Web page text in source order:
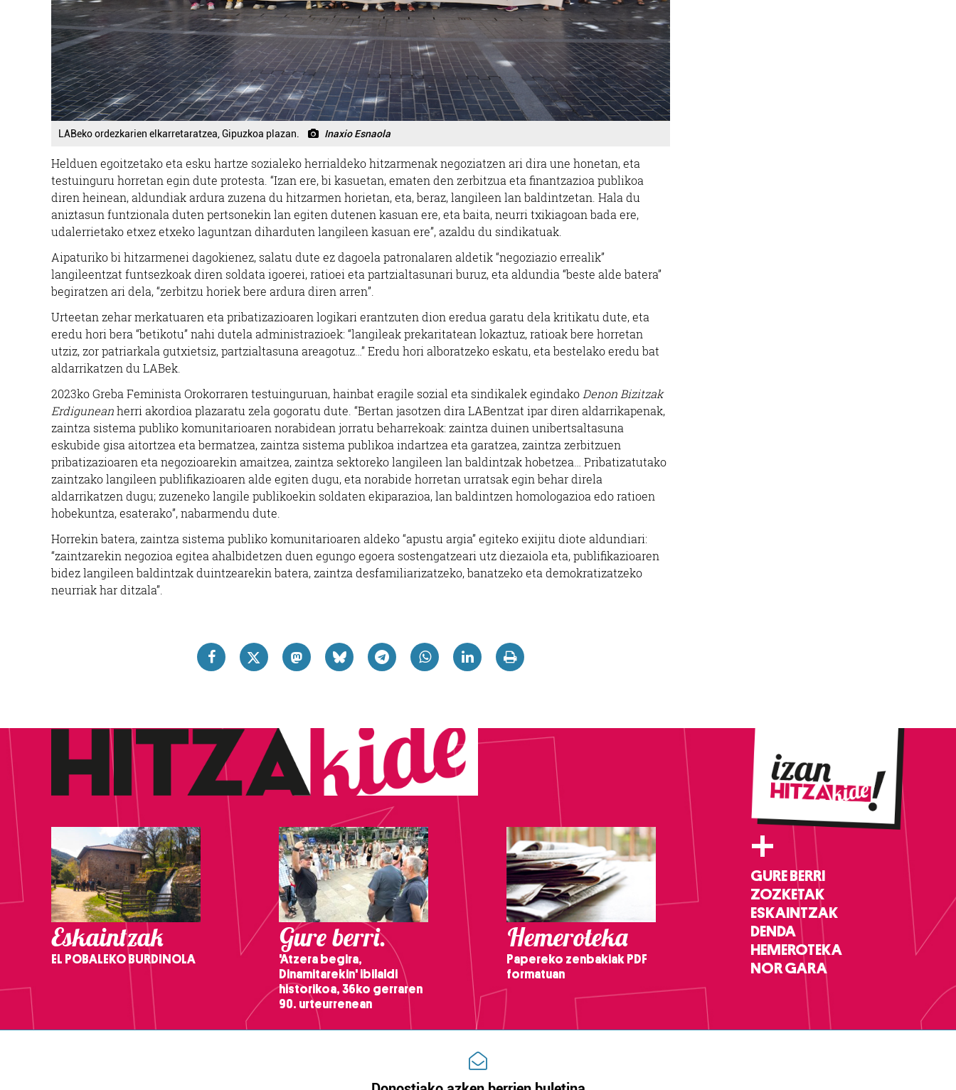
LABeko ordezkarien elkarretaratzea, Gipuzkoa plazan. Inaxio Esnaola
Helduen egoitzetako eta esku hartze sozialeko herrialdeko hitzarmenak negoziatzen ari dira une honetan, eta
testuinguru horretan egin dute protesta. “Izan ere, bi kasuetan, ematen den zerbitzua eta finantzazioa publikoa
diren heinean, aldundiak ardura zuzena du hitzarmen horietan, eta, beraz, langileen lan baldintzetan. Hala du
aniztasun funtzionala duten pertsonekin lan egiten dutenen kasuan ere, eta baita, neurri txikiagoan bada ere,
udalerrietako etxez etxeko laguntzan diharduten langileen kasuan ere”, azaldu du sindikatuak.
Aipaturiko bi hitzarmenei dagokienez, salatu dute ez dagoela patronalaren aldetik “negoziazio errealik”
langileentzat funtsezkoak diren soldata igoerei, ratioei eta partzialtasunari buruz, eta aldundia “beste alde batera”
begiratzen ari dela, “zerbitzu horiek bere ardura diren arren”.
Urteetan zehar merkatuaren eta pribatizazioaren logikari erantzuten dion eredua garatu dela kritikatu dute, eta
eredu hori bera “betikotu” nahi dutela administrazioek: “langileak prekaritatean lokaztuz, ratioak bere horretan
utziz, zor patriarkala gutxietsiz, partzialtasuna areagotuz…” Eredu hori alboratzeko eskatu, eta bestelako eredu bat
aldarrikatzen du LABek.
2023ko Greba Feminista Orokorraren testuinguruan, hainbat eragile sozial eta sindikalek egindako Denon Bizitzak
Erdiguneanherri akordioa plazaratu zela gogoratu dute. “Bertan jasotzen dira LABentzat ipar diren aldarrikapenak,
zaintza sistema publiko komunitarioaren norabidean jorratu beharrekoak: zaintza duinen unibertsaltasuna
eskubide gisa aitortzea eta bermatzea, zaintza sistema publikoa indartzea eta garatzea, zaintza zerbitzuen
pribatizazioaren eta negozioarekin amaitzea, zaintza sektoreko langileen lan baldintzak hobetzea… Pribatizatutako
zaintzako langileen publifikazioaren alde egiten dugu, eta norabide horretan urratsak egin behar direla
aldarrikatzen dugu; zuzeneko langile publikoekin soldaten ekiparazioa, lan baldintzen homologazioa edo ratioen
hobekuntza, esaterako”, nabarmendu dute.
Horrekin batera, zaintza sistema publiko komunitarioaren aldeko “apustu argia” egiteko exijitu diote aldundiari:
“zaintzarekin negozioa egitea ahalbidetzen duen egungo egoera sostengatzeari utz diezaiola eta, publifikazioaren
bidez langileen baldintzak duintzearekin batera, zaintza desfamiliarizatzeko, banatzeko eta demokratizatzeko
neurriak har ditzala”.
Eskaintzak
EL POBALEKO BURDINOLA
Gure berri.
'Atzera begira,
Dinamitarekin' ibilaldi
historikoa, 36ko gerraren
90. urteurrenean
Hemeroteka
Papereko zenbakiak PDF
formatuan
+
GURE BERRI
ZOZKETAK
ESKAINTZAK
DENDA
HEMEROTEKA
NOR GARA